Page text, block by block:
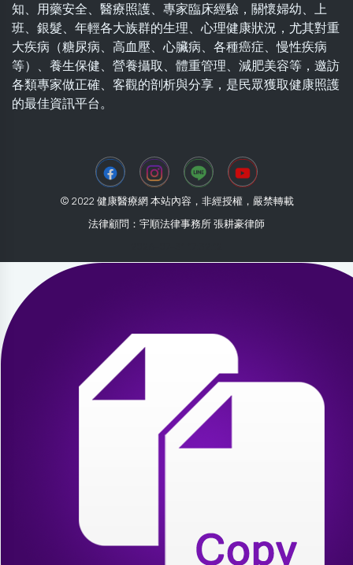
知、用藥安全、醫療照護、專家臨床經驗，關懷婦幼、上
班、銀髮、年輕各大族群的生理、心理健康狀況，尤其對重
大疾病（糖尿病、高血壓、心臟病、各種癌症、慢性疾病
等）、養生保健、營養攝取、體重管理、減肥美容等，邀訪
各類專家做正確、客觀的剖析與分享，是民眾獲取健康照護
的最佳資訊平台。
© 2022 健康醫療網 本站內容，非經授權，嚴禁轉載
法律顧問：宇順法律事務所 張耕豪律師